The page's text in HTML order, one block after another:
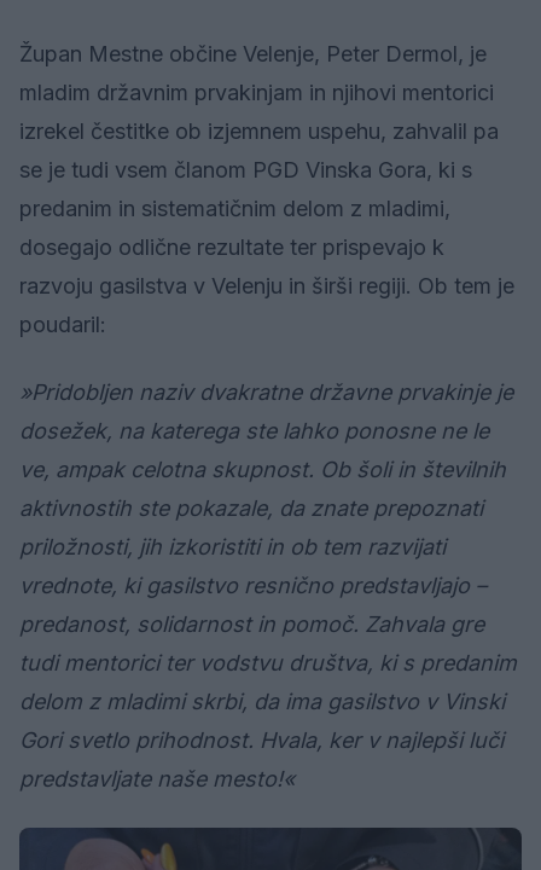
Župan Mestne občine Velenje, Peter Dermol, je
mladim državnim prvakinjam in njihovi mentorici
izrekel čestitke ob izjemnem uspehu, zahvalil pa
se je tudi vsem članom PGD Vinska Gora, ki s
predanim in sistematičnim delom z mladimi,
dosegajo odlične rezultate ter prispevajo k
razvoju gasilstva v Velenju in širši regiji. Ob tem je
poudaril:
»Pridobljen naziv dvakratne državne prvakinje je
dosežek, na katerega ste lahko ponosne ne le
ve, ampak celotna skupnost. Ob šoli in številnih
aktivnostih ste pokazale, da znate prepoznati
priložnosti, jih izkoristiti in ob tem razvijati
vrednote, ki gasilstvo resnično predstavljajo –
predanost, solidarnost in pomoč. Zahvala gre
tudi mentorici ter vodstvu društva, ki s predanim
delom z mladimi skrbi, da ima gasilstvo v Vinski
Gori svetlo prihodnost. Hvala, ker v najlepši luči
predstavljate naše mesto!«